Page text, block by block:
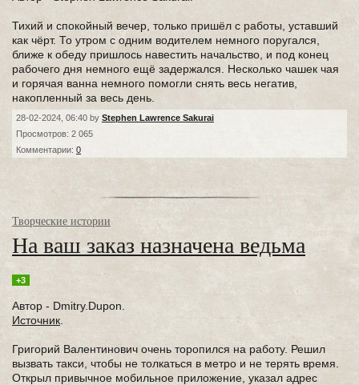
Тихий и спокойный вечер, только пришёл с работы, уставший
как чёрт. То утром с одним водителем немного поругался,
ближе к обеду пришлось навестить начальство, и под конец
рабочего дня немного ещё задержался. Несколько чашек чая
и горячая ванна немного помогли снять весь негатив,
накопленный за весь день.
28-02-2024, 06:40 by Stephen Lawrence Sakurai
Просмотров: 2 065
Комментарии: 0
Творческие истории
На ваш заказ назначена ведьма⁠⁠
+3
Автор - Dmitry.Dupon.
Источник
Григорий Валентинович очень торопился на работу. Решил
вызвать такси, чтобы не толкаться в метро и не терять время.
Открыл привычное мобильное приложение, указал адрес